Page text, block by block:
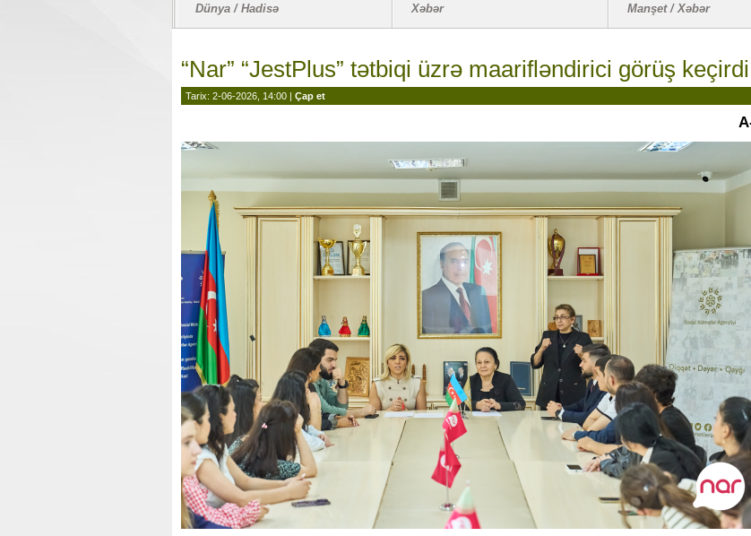
Dünya / Hadisə Xəbər Manşet / Xəbər
“Nar” “JestPlus” tətbiqi üzrə maarifləndirici görüş keçirdi
Tarix: 2-06-2026, 14:00 | Çap et